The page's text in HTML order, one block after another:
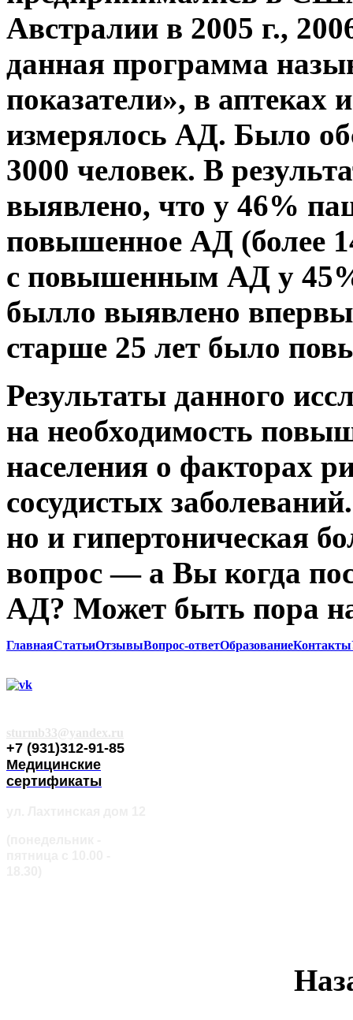
Австралии в 2005 г.,
данная программа
показатели», в аптеках
измерялось АД. Было
3000 человек. В
выявлено, что у 46%
повышенное АД (более
с повышенным АД у
былло выявлено
старше 25 лет было
Результаты данного
на необходимость
населения о факторах
сосудистых
но и гипертоническая
вопрос — а Вы когда
АД? Может быть пора
ГлавнаяСтатьиОтзывыВопрос-ответОбразованиеКонтакты
sturmb33@yandex.ru
+7 (931)312-91-85
Медицинские
сертификаты